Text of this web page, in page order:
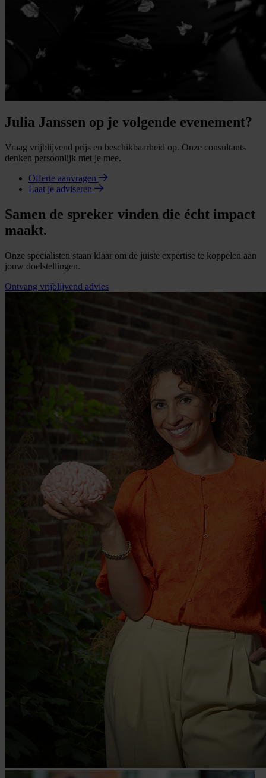
Julia Janssen op je volgende evenement?
Vraag vrijblijvend prijs en beschikbaarheid op. Onze consultants
denken persoonlijk met je mee.
Offerte aanvragen
Laat je adviseren
Samen de spreker vinden die écht impact
maakt.
Onze specialisten staan klaar om de juiste expertise te koppelen aan
jouw doelstellingen.
Ontvang vrijblijvend advies